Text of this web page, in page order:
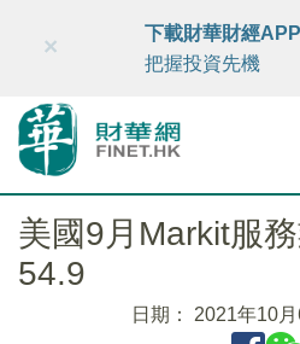
財華智庫網 FINTV
×
下載財華財經APP
把握投資先機
美國9月Markit服
54.9
日期： 2021年10